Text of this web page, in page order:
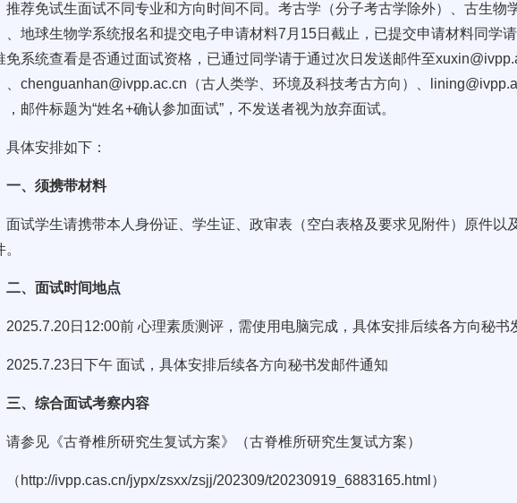
推荐免试生面试不同专业和方向时间不同。考古学（分子考古学除外）、古生物
、地球生物学系统报名和提交电子申请材料7月15日截止，已提交申请材料同学
免系统查看是否通过面试资格，已通过同学请于通过次日发送邮件至
、chenguanhan@ivpp.ac.cn（古人类学、环境及科技考古方向）、
，邮件标题为“姓名+确认参加面试”，不发送者视为放弃面试。
具体安排如下：
一、须携带材料
面试学生请携带本人身份证、学生证、政审表（空白表格及要求见附件）原件以
二、面试时间地点
2025.7.20日12:00前 心理素质测评，需使用电脑完成，具体安排后续各方向秘书
2025.7.23日下午 面试，具体安排后续各方向秘书发邮件通知
三、综合面试考察内容
请参见《古脊椎所研究生复试方案》（古脊椎所研究生复试方案）
（http://ivpp.cas.cn/jypx/zsxx/zsjj/202309/t20230919_6883165.html）